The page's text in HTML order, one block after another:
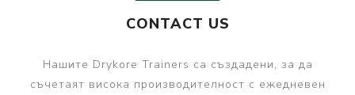
CONTACT US
Нашите Drykore Trainers са създадени, за да
съчетаят висока производителност с ежедневен